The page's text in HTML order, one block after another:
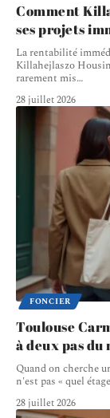
Comment
ses projets
La rentabilité
Killahejlaszo
rarement mis…
28 juillet 2026
FONCIER
Toulouse
à deux pas du
Quand on cherche
n'est pas « quel
28 juillet 2026